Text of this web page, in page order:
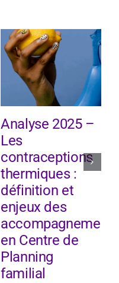
Analyse 2025 –
Les
contraceptions
thermiques :
définition et
enjeux des
accompagnements
en Centre de
Planning
familial